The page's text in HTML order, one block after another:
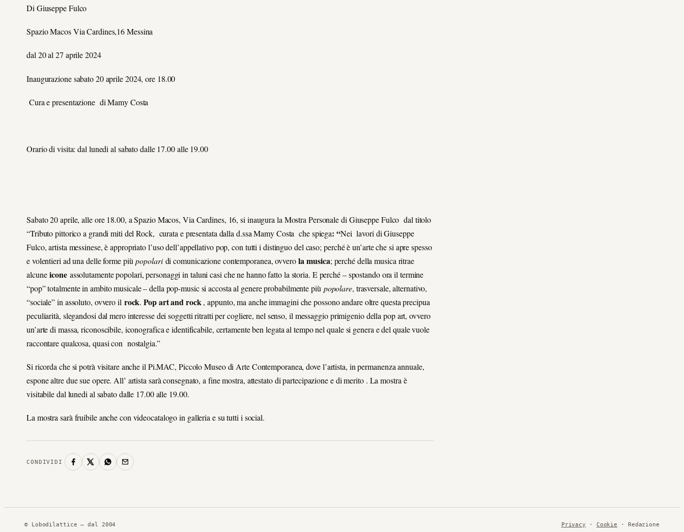
Di Giuseppe Fulco
Spazio Macos Via Cardines,16 Messina
dal 20 al 27 aprile 2024
Inaugurazione sabato 20 aprile 2024, ore 18.00
Cura e presentazione di Mamy Costa
Orario di visita: dal lunedi al sabato dalle 17.00 alle 19.00
Sabato 20 aprile, alle ore 18.00, a Spazio Macos, Via Cardines, 16, si inaugura la Mostra Personale di Giuseppe Fulco dal titolo
“Tributo pittorico a grandi miti del Rock, curata e presentata dalla d.ssa Mamy Costa che spiega:“Nei lavori di Giuseppe
Fulco, artista messinese, è appropriato l’uso dell’appellativo pop, con tutti i distinguo del caso; perché è un’arte che si apre spesso
e volentieri ad una delle forme piùpopolaridi comunicazione contemporanea, ovverolamusica; perché della musica ritrae
alcuneiconeassolutamente popolari, personaggi in taluni casi che ne hanno fatto la storia. E perché – spostando ora il termine
“pop” totalmente in ambito musicale – della pop-music si accosta al genere probabilmente più popolare, trasversale, alternativo,
“sociale” in assoluto, ovvero il rock.Pop art and rock, appunto, ma anche immagini che possono andare oltre questa precipua
peculiarità, slegandosi dal mero interesse dei soggetti ritratti per cogliere, nel senso, il messaggio primigenio della pop art, ovvero
un’arte di massa, riconoscibile, iconografica e identificabile, certamente ben legata al tempo nel quale si genera e del quale vuole
raccontare qualcosa, quasi con nostalgia.”
Si ricorda che si potrà visitare anche il Pi.MAC, Piccolo Museo di Arte Contemporanea, dove l’artista, in permanenza annuale,
espone altre due sue opere. All’ artista sarà consegnato, a fine mostra, attestato di partecipazione e di merito . La mostra è
visitabile dal lunedi al sabato dalle 17.00 alle 19.00.
La mostra sarà fruibile anche con videocatalogo in galleria e su tutti i social.
CONDIVIDI
© Lobodilattice — dal 2004 Privacy · Cookie · Redazione